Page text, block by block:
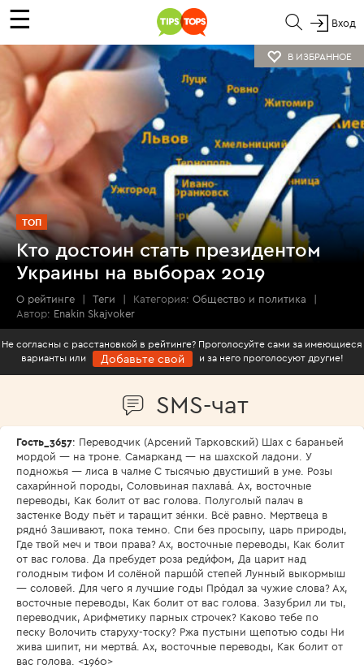
☰ Вход
В ИЗБРАННОЕ
ТОП
Кто достоин стать президентом
Украины на выборах 2019
О рейтинге | Теги | Категория: Общество и политика
|
Автор: Enakin Skajvoker
Не согласны с расстановкой в рейтинге? Проголосуйте сами за имеющиеся
варианты или
Добавьте свой и за него проголосуют другие!
SMS-чат
Гость_3657: Переводчик (Арсений Тарковский) Шах с бараньей
мордой — на троне. Самарканд — на шахской ладони. У
подножья — лиса в чалме С тысячью двустиший в уме. Розы
сахари́нной породы, Соловьиная пахлава́. Ах, восточные
переводы, Как болит от вас голова. Полуголый палач в
застенке Воду пьёт и таращит зе́нки. Всё равно. Мертвеца в
рядно́ Зашивают, пока темно. Спи без просыпу, царь природы,
Где твой меч и твои права? Ах, восточные переводы, Как болит
от вас голова. Да пребудет роза реди́фом, Да царит над
голодным тифом И солёной паршо́й степей Лунный выкормыш
— соловей. Для чего я лучшие годы Про́дал за чужие слова? Ах,
восточные переводы, Как болит от вас голова. Зазубрил ли ты,
переводчик, Арифметику парных строчек? Каково тебе по
песку Волочить старуху-тоску? Ржа пустыни щепотью соды Ни
жива шипит, ни мертва́. Ах, восточные переводы, Как болит от
вас голова. <1960>